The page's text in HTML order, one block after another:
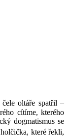
oltáře spatřil –
cítíme, kterého
dogmatismus se
které řekli,